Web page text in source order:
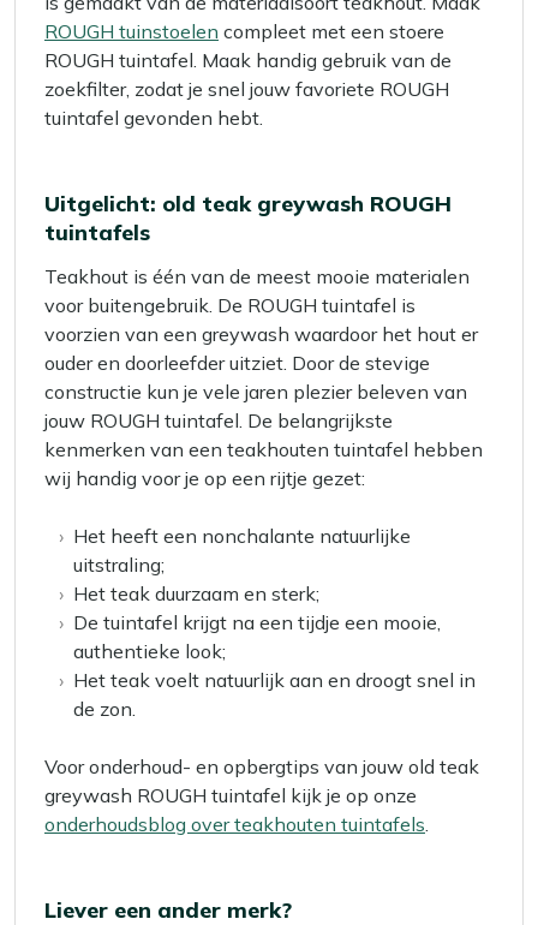
ROUGH tuinstoelen compleet met een stoere
ROUGH tuintafel. Maak handig gebruik van de
zoekfilter, zodat je snel jouw favoriete ROUGH
tuintafel gevonden hebt.
Uitgelicht: old teak greywash ROUGH
tuintafels
Teakhout is één van de meest mooie materialen
voor buitengebruik. De ROUGH tuintafel is
voorzien van een greywash waardoor het hout er
ouder en doorleefder uitziet. Door de stevige
constructie kun je vele jaren plezier beleven van
jouw ROUGH tuintafel. De belangrijkste
kenmerken van een teakhouten tuintafel hebben
wij handig voor je op een rijtje gezet:
Het heeft een nonchalante natuurlijke
uitstraling;
Het teak duurzaam en sterk;
De tuintafel krijgt na een tijdje een mooie,
authentieke look;
Het teak voelt natuurlijk aan en droogt snel in
de zon.
Voor onderhoud- en opbergtips van jouw old teak
greywash ROUGH tuintafel kijk je op onze
onderhoudsblog over teakhouten tuintafels
Liever een ander merk?